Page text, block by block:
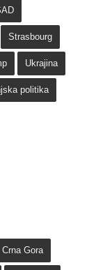
Strasbourg
Ukrajina
politika
Crna Gora